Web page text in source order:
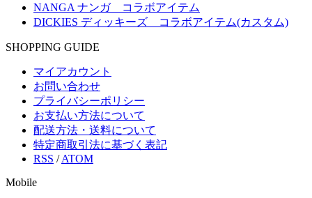
NANGA ナンガ コラボアイテム
DICKIES ディッキーズ コラボアイテム(カスタム)
SHOPPING GUIDE
マイアカウント
お問い合わせ
プライバシーポリシー
お支払い方法について
配送方法・送料について
特定商取引法に基づく表記
RSS /ATOM
Mobile